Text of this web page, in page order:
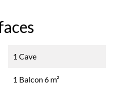
1 Cave
1 Balcon6 m²